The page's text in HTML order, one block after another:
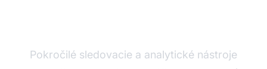
Pokročilé sledovacie a analytické nástroje